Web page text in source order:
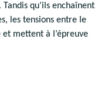
qu’ils enchaînent
les tensions entre le
mettent à l’épreuve